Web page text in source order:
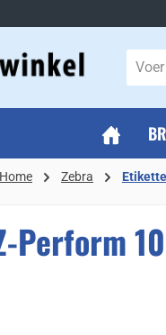
Home Zebra
Perform